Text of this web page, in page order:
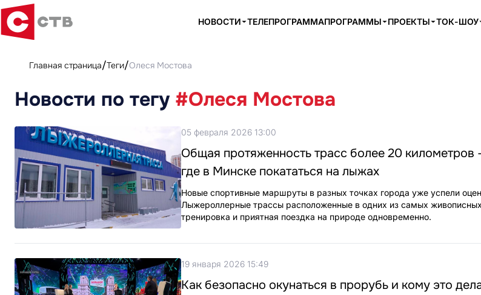
НОВОСТИ ТЕЛЕПРОГРАММАПРОГРАММЫ ПРОЕКТЫ ТОК-ШОУ
Главная страница Теги Олеся Мостова
Новости по тегу #Олеся Мостова
05 февраля 2026 13:00
Общая протяженность трасс более 20 километров
где в Минске покататься на лыжах
Новые спортивные маршруты в разных точках города уже успели
Лыжероллерные трассы расположенные в одних из самых живописных
тренировка и приятная поездка на природе одновременно.
19 января 2026 15:49
Как безопасно окунаться в прорубь и кому это